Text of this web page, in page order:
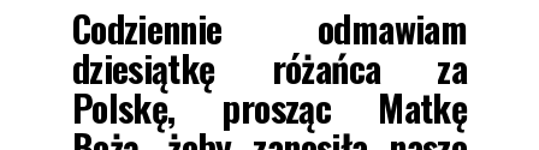
Codziennie odmawiam
dziesiątkę różańca za
Polskę, prosząc Matkę